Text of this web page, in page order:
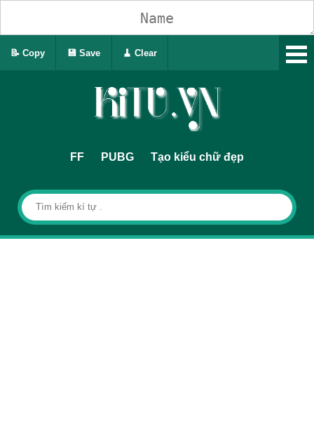
FF PUBG Tạo kiểu chữ đẹp
📝 Copy 💾 Save 🧹 Clear